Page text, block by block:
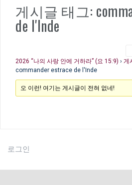
게시글 태그:
de l'Inde
2026 “나의 사랑 안에 거하라” (요 15:9) › 게
commander estrace de l'Inde
오 이런! 여기는 게시글이 전혀 없네!
로그인